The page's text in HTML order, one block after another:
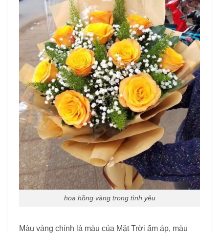
hoa hồng vàng trong tình yêu
Màu vàng chính là màu của Mặt Trời ấm áp, màu